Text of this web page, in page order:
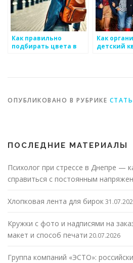
Как правильно
подбирать цвета в
Как
детский
ОПУБЛИКОВАНО В РУБРИКЕ
ПОСЛЕДНИЕ МАТЕРИАЛЫ
Психолог при стрессе в Днепре —
справиться с постоянным
Хлопковая лента для бирок
Кружки с фото и надписями на
макет и способ печати 20.07.2026
Группа компаний «ЭСТО»: